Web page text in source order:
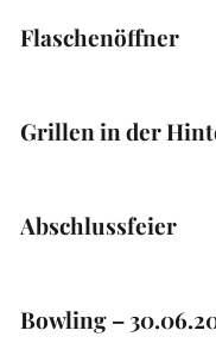
Flaschenöffner
Grillen in der
Abschlussfeier
Bowling –